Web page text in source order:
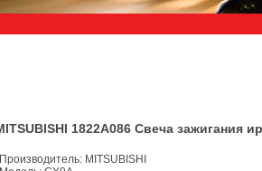
1822A086 Свеча зажигания
Производитель: MITSUBISHI